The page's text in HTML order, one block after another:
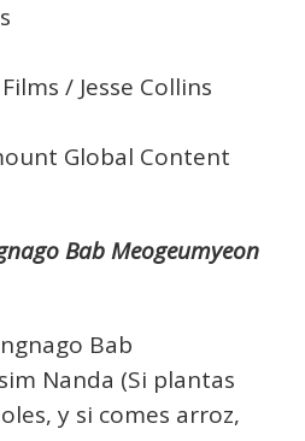
/ Jesse Collins
Global Content
Bab Meogeumyeon
Bab
Nanda (Si plantas
y si comes arroz,